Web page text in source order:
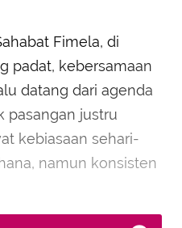
Fimela, di
padat, kebersamaan
datang dari agenda
pasangan justru
kebiasaan sehari-
namun konsisten